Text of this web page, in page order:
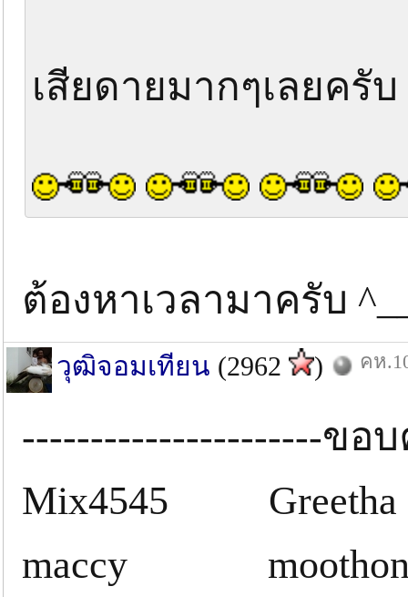
เสียดายมากๆเลยครั
ต้องหาเวลามาครับ
วุฒิจอมเทียน (2962 ) คห
----------------------ขอ
Mix4545
maccy